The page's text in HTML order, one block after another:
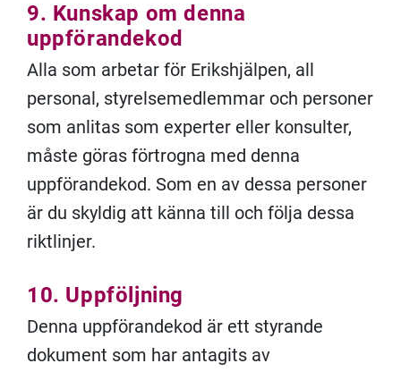
9. Kunskap om denna
uppförandekod
Alla som arbetar för Erikshjälpen, all
personal, styrelsemedlemmar och personer
som anlitas som experter eller konsulter,
måste göras förtrogna med denna
uppförandekod. Som en av dessa personer
är du skyldig att känna till och följa dessa
riktlinjer.
10. Uppföljning
Denna uppförandekod är ett styrande
dokument som har antagits av